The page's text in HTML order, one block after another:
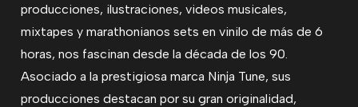
producciones, ilustraciones, videos musicales,
mixtapes y marathonianos sets en vinilo de más de 6
horas, nos fascinan desde la década de los 90.
Asociado a la prestigiosa marca Ninja Tune, sus
producciones destacan por su gran originalidad,